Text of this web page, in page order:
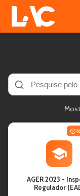
AGER 2023 -
Regulador